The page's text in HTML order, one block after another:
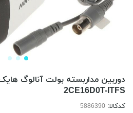
2CE16D0T-ITFS
کدکالا: